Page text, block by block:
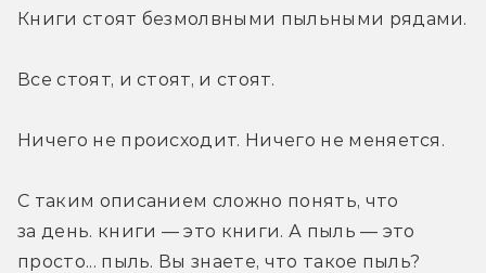
Книги стоят безмолвными пыльными рядами.
Все стоят, и стоят, и стоят.
Ничего не происходит. Ничего не меняется.
С таким описанием сложно понять, что
за день. книги — это книги. А пыль — это
просто... пыль. Вы знаете, что такое пыль?